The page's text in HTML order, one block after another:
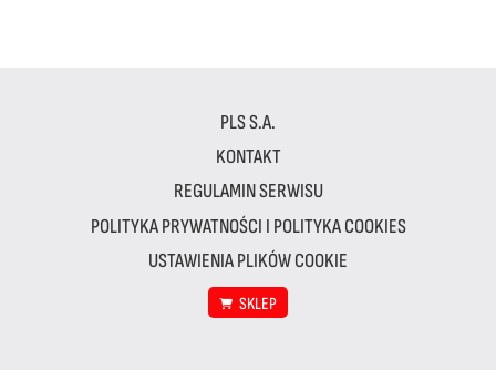
PLS S.A.
KONTAKT
REGULAMIN SERWISU
POLITYKA PRYWATNOŚCI I POLITYKA COOKIES
USTAWIENIA PLIKÓW COOKIE
SKLEP